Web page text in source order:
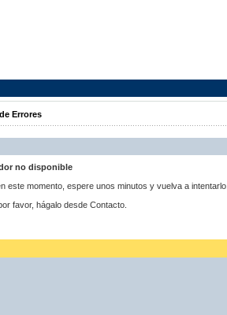
Errores
no disponible
este momento, espere unos minutos y vuelva a intentarlo.
favor, hágalo desde Contacto.